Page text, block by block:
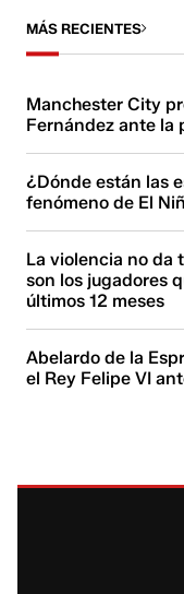
MÁS RECIENTES
Manchester City
Fernández ante la
¿Dónde están las
fenómeno de El
La violencia no da
son los jugadores
últimos 12 meses
Abelardo de la
el Rey Felipe VI